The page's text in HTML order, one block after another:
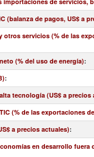
(balanza de pagos, US$ a
servicios (% de las
(% del uso de energía):
:
tecnología (US$ a precios
(% de las exportaciones
a precios actuales):
en desarrollo fuera